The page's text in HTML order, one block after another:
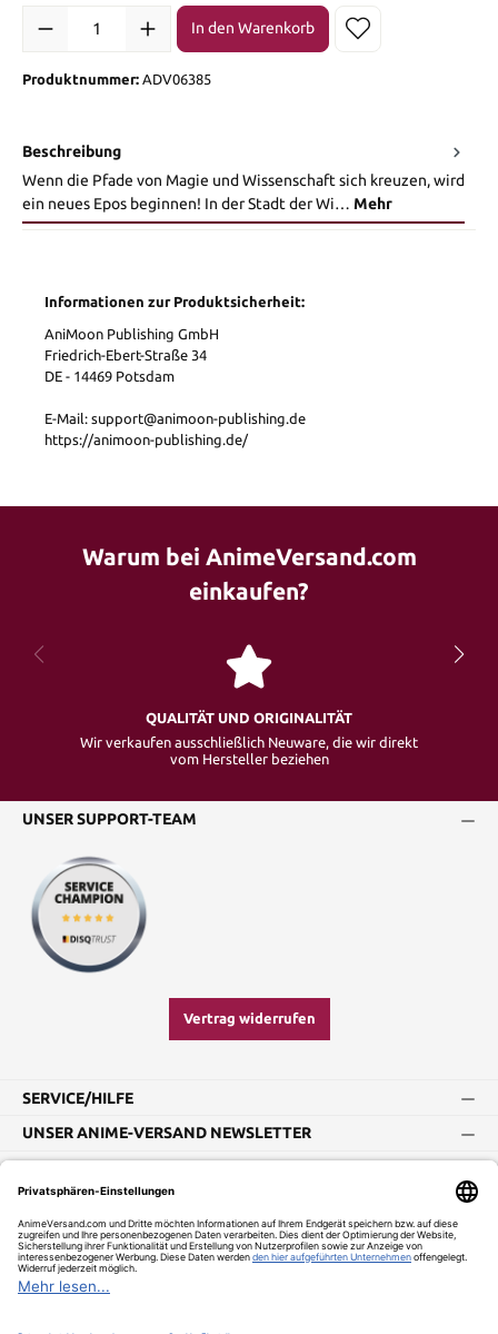
Produkt Anzahl: Gib den gewünschten Wert ein oder benutze die
In den Warenkorb
Produktnummer: ADV06385
Beschreibung
Wenn die Pfade von Magie und Wissenschaft sich kreuzen, wird
ein neues Epos beginnen! In der Stadt der Wi… Mehr
Informationen zur Produktsicherheit:
AniMoon Publishing GmbH
Friedrich-Ebert-Straße 34
DE - 14469 Potsdam
E-Mail: support@animoon-publishing.de
https://animoon-publishing.de/
Warum bei AnimeVersand.com
einkaufen?
QUALITÄT UND ORIGINALITÄT
Wir verkaufen ausschließlich Neuware, die wir direkt
vom Hersteller beziehen
UNSER SUPPORT-TEAM
Vertrag widerrufen
SERVICE/HILFE
UNSER ANIME-VERSAND NEWSLETTER
Impressum